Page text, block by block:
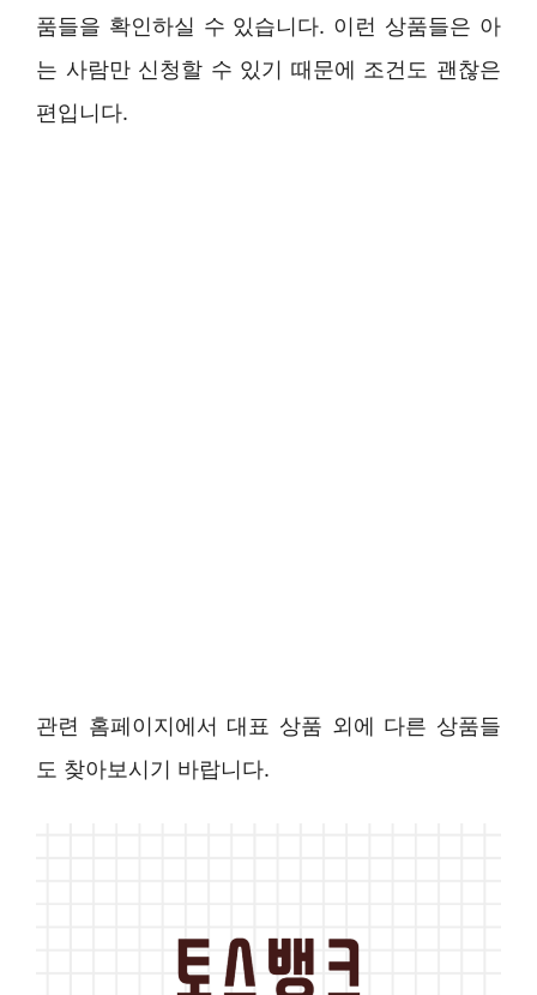
품들을 확인하실 수 있습니다. 이런 상품들은 아
는 사람만 신청할 수 있기 때문에 조건도 괜찮은
편입니다.
관련 홈페이지에서 대표 상품 외에 다른 상품들
도 찾아보시기 바랍니다.